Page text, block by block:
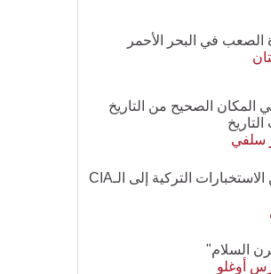
الصعب في البحر الأحمر
المكان الصحيح من التاريخ
سلفي
رسالة من الاستخبارات التركية إلى الـCIA
السلام"
أوغلو